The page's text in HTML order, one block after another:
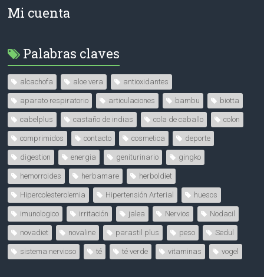
Mi cuenta
Palabras claves
alcachofa aloe vera antioxidantes
aparato respiratorio articulaciones bambu biotta
cabelplus castaño de indias cola de caballo colon
comprimidos contacto cosmetica deporte
digestion energia geniturinario gingko
hemorroides herbamare herboldiet
Hipercolesterolemia Hipertensión Arterial huesos
imunologico irritación jalea Nervios Nodacil
novadiet novaline parastil plus peso Sedul
sistema nervioso té té verde vitaminas vogel